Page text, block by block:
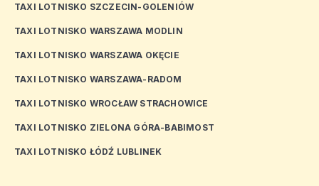
TAXI LOTNISKO SZCZECIN-GOLENIÓW
TAXI LOTNISKO WARSZAWA MODLIN
TAXI LOTNISKO WARSZAWA OKĘCIE
TAXI LOTNISKO WARSZAWA-RADOM
TAXI LOTNISKO WROCŁAW STRACHOWICE
TAXI LOTNISKO ZIELONA GÓRA-BABIMOST
TAXI LOTNISKO ŁÓDŹ LUBLINEK